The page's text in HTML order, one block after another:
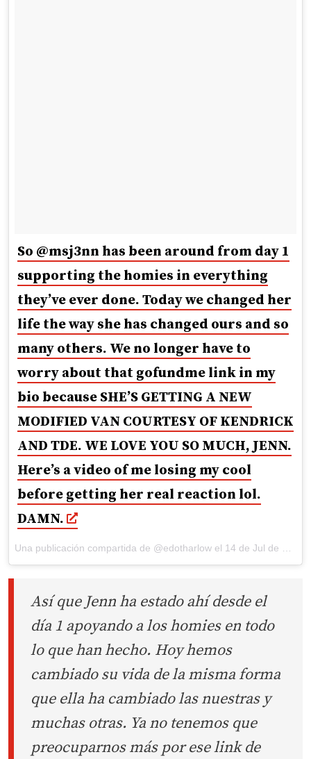
So @msj3nn has been around from day 1
supporting the homies in everything
they’ve ever done. Today we changed her
life the way she has changed ours and so
many others. We no longer have to
worry about that gofundme link in my
bio because SHE’S GETTING A NEW
MODIFIED VAN COURTESY OF KENDRICK
AND TDE. WE LOVE YOU SO MUCH, JENN.
Here’s a video of me losing my cool
before getting her real reaction lol.
DAMN.
Una publicación compartida de @edotharlow el 14 de Jul de 2017 a la(s) 10:49 PDT
Así que Jenn ha estado ahí desde el
día 1 apoyando a los homies en todo
lo que han hecho. Hoy hemos
cambiado su vida de la misma forma
que ella ha cambiado las nuestras y
muchas otras. Ya no tenemos que
preocuparnos más por ese link de